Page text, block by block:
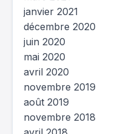
janvier 2021
décembre 2020
juin 2020
mai 2020
avril 2020
novembre 2019
août 2019
novembre 2018